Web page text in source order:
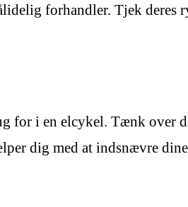
forhandler. Tjek deres
for i en elcykel. Tænk over
dig med at indsnævre